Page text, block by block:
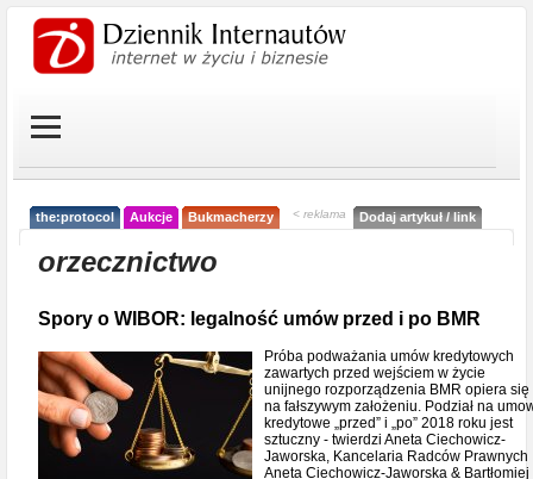
the:protocol Aukcje Bukmacherzy < reklama Dodaj artykuł / link
orzecznictwo
Spory o WIBOR: legalność umów przed i po BMR
Próba podważania umów kredytowych
zawartych przed wejściem w życie
unijnego rozporządzenia BMR opiera się
na fałszywym założeniu. Podział na
kredytowe „przed” i „po” 2018 roku jest
sztuczny - twierdzi Aneta Ciechowicz-
Jaworska, Kancelaria Radców Prawnych
Aneta Ciechowicz-Jaworska & Bartłomiej